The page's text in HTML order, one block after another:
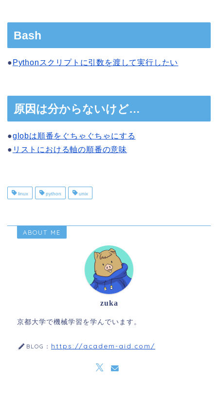
Bash
● Pythonスクリプトに引数を渡して実行したい
原因は分からないけど…
●globは順番をぐちゃぐちゃにする
● リストにおける軸の順番の意味
linux python unix
ABOUT ME
zuka
京都大学で機械学習を学んでいます。
BLOG： https://academ-aid.com/